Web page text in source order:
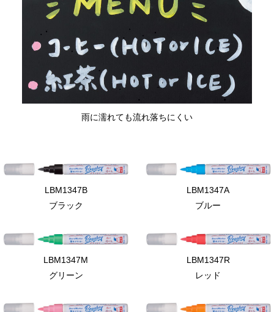
雨に濡れても流れ落ちにくい
LBM1347B
ブラック
LBM1347A
ブルー
LBM1347M
グリーン
LBM1347R
レッド